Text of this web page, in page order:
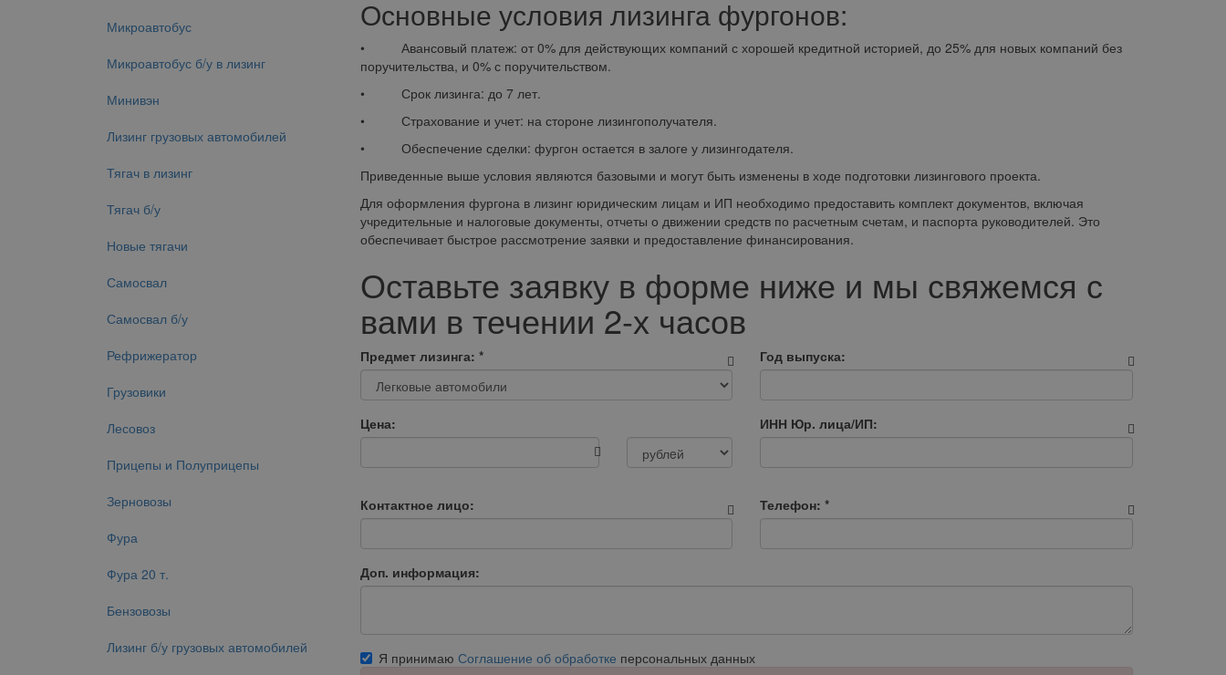
Микроавтобус
Микроавтобус б/у в лизинг
Минивэн
Лизинг грузовых автомобилей
Тягач в лизинг
Тягач б/у
Новые тягачи
Самосвал
Самосвал б/у
Рефрижератор
Грузовики
Лесовоз
Прицепы и Полуприцепы
Зерновозы
Фура
Фура 20 т.
Бензовозы
Лизинг б/у грузовых автомобилей
Основные условия лизинга фургонов:
• Авансовый платеж: от 0% для действующих компаний с хорошей кредитной историей, до 25% для новых компаний без
поручительства, и 0% с поручительством.
• Срок лизинга: до 7 лет.
• Страхование и учет: на стороне лизингополучателя.
• Обеспечение сделки: фургон остается в залоге у лизингодателя.
Приведенные выше условия являются базовыми и могут быть изменены в ходе подготовки лизингового проекта.
Для оформления фургона в лизинг юридическим лицам и ИП необходимо предоставить комплект документов, включая
учредительные и налоговые документы, отчеты о движении средств по расчетным счетам, и паспорта руководителей. Это
обеспечивает быстрое рассмотрение заявки и предоставление финансирования.
Оставьте заявку в форме ниже и мы свяжемся с
вами в течении 2-х часов
Предмет лизинга: * Год выпуска:
Цена: ИНН Юр. лица/ИП:
Контактное лицо: Телефон:*
Доп. информация:
Я принимаю Соглашение об обработке персональных данных